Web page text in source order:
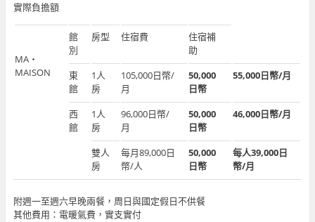
實際負擔額
MA・
MAISON
館
別
房型 住宿費
住宿補
助
東
館
1人
房
105,000日幣/
月
50,000
日幣
55,000日幣/月
西
館
1人
房
96,000日幣/
月
50,000
日幣
46,000日幣/月
雙人
房
每月89,000日
幣/人
50,000
日幣
每人39,000日
幣/月
附週一至週六早晚兩餐，周日與國定假日不供餐
其他費用：電暖氣費，實支實付